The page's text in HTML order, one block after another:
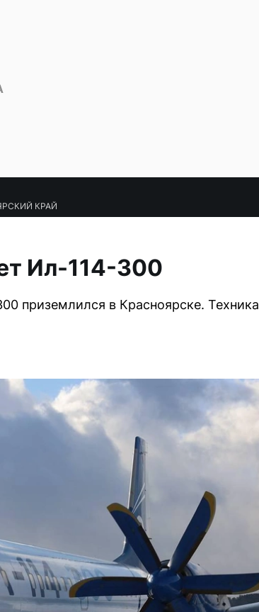
КРАЙ
Ил-114-300
приземлился в Красноярске. Техника